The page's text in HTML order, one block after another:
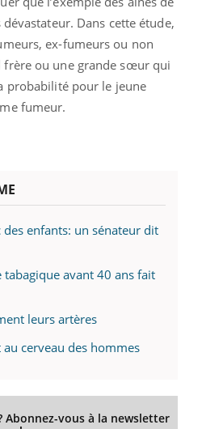
Dans cette étude,
ex-fumeurs ou non
ou une grande sœur qui
probabilité pour le jeune
fumeur.
enfants: un sénateur dit
tabagique avant 40 ans fait
leurs artères
cerveau des hommes
Abonnez-vous à la newsletter